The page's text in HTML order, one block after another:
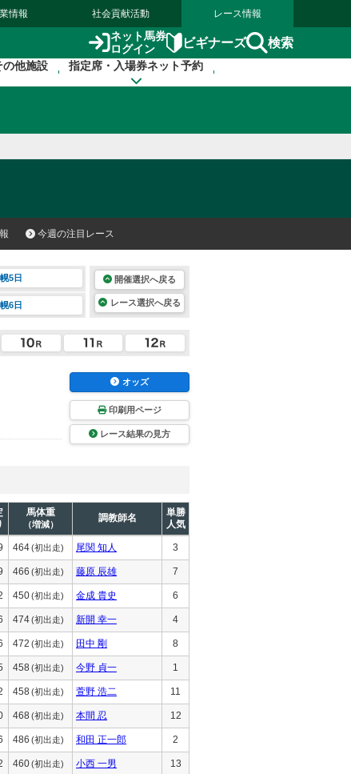
情報 社会貢献活動 レース情報
ネット馬券
ログイン
ビギナーズ 検索
の他施設 指定席・入場券ネット予約
今週の注目レース
5日
6日
開催選択へ戻る
レース選択へ戻る
オッズ
印刷用ページ
レース結果の見方
馬体重
（増減）
調教師名
単勝
人気
464(初出走) 尾関 知人 3
466 (初出走) 藤原 辰雄 7
450(初出走) 金成 貴史 6
474(初出走) 新開 幸一 4
472 (初出走) 田中 剛 8
458 (初出走) 今野 貞一 1
458(初出走) 萱野 浩二 11
468 (初出走) 本間 忍 12
486 (初出走) 和田 正一郎 2
460(初出走) 小西 一男 13